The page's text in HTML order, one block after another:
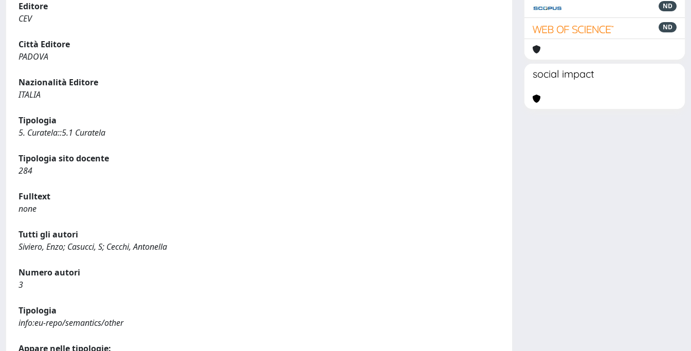
Editore
CEV
Città Editore
PADOVA
Nazionalità Editore
ITALIA
Tipologia
5. Curatela::5.1 Curatela
Tipologia sito docente
284
Fulltext
none
Tutti gli autori
Siviero, Enzo; Casucci, S; Cecchi, Antonella
Numero autori
3
Tipologia
info:eu-repo/semantics/other
Appare nelle tipologie:
ND
ND
social impact